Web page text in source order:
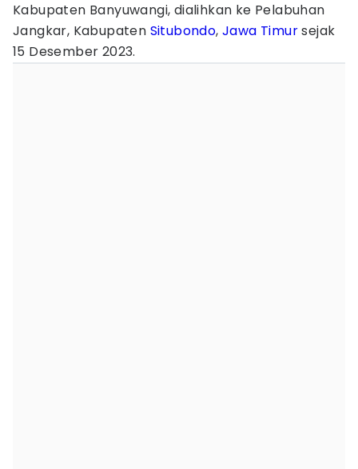
Kabupaten Banyuwangi, dialihkan ke Pelabuhan
Jangkar, Kabupaten Situbondo,Jawa Timursejak
15 Desember 2023.